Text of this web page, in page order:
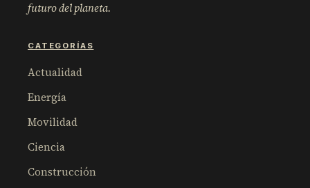
futuro del planeta.
CATEGORÍAS
Actualidad
Energía
Movilidad
Ciencia
Construcción